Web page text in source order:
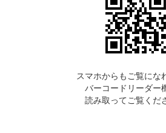
スマホからもご覧にな
バーコードリーダー
読み取ってご覧くだ